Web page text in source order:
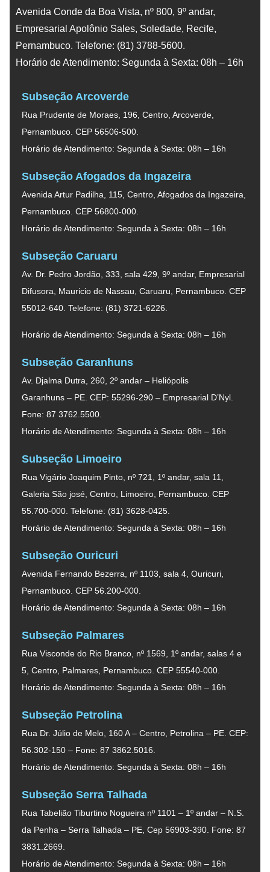
Avenida Conde da Boa Vista, nº 800, 9º andar,
Empresarial Apolônio Sales, Soledade, Recife,
Pernambuco. Telefone: (81) 3788-5600.
Horário de Atendimento: Segunda à Sexta: 08h – 16h
Subseção Arcoverde
Rua Prudente de Moraes, 196, Centro, Arcoverde,
Pernambuco. CEP 56506-500.
Horário de Atendimento: Segunda à Sexta: 08h – 16h
Subseção Afogados da Ingazeira
Avenida Artur Padilha, 115, Centro, Afogados da Ingazeira,
Pernambuco. CEP 56800-000.
Horário de Atendimento: Segunda à Sexta: 08h – 16h
Subseção Caruaru
Av. Dr. Pedro Jordão, 333, sala 429, 9º andar, Empresarial
Difusora, Mauricio de Nassau, Caruaru, Pernambuco. CEP
55012-640. Telefone: (81) 3721-6226.
Horário de Atendimento: Segunda à Sexta: 08h – 16h
Subseção Garanhuns
Av. Djalma Dutra, 260, 2º andar – Heliópolis
Garanhuns – PE. CEP: 55296-290 – Empresarial D’Nyl.
Fone: 87 3762.5500.
Horário de Atendimento: Segunda à Sexta: 08h – 16h
Subseção Limoeiro
Rua Vigário Joaquim Pinto, nº 721, 1º andar, sala 11,
Galeria São josé, Centro, Limoeiro, Pernambuco. CEP
55.700-000. Telefone: (81) 3628-0425.
Horário de Atendimento: Segunda à Sexta: 08h – 16h
Subseção Ouricuri
Avenida Fernando Bezerra, nº 1103, sala 4, Ouricuri,
Pernambuco. CEP 56.200-000.
Horário de Atendimento: Segunda à Sexta: 08h – 16h
Subseção Palmares
Rua Visconde do Rio Branco, nº 1569, 1º andar, salas 4 e
5, Centro, Palmares, Pernambuco. CEP 55540-000.
Horário de Atendimento: Segunda à Sexta: 08h – 16h
Subseção Petrolina
Rua Dr. Júlio de Melo, 160 A – Centro, Petrolina – PE. CEP:
56.302-150 – Fone: 87 3862.5016.
Horário de Atendimento: Segunda à Sexta: 08h – 16h
Subseção Serra Talhada
Rua Tabelião Tiburtino Nogueira nº 1101 – 1º andar – N.S.
da Penha – Serra Talhada – PE, Cep 56903-390. Fone: 87
3831.2669.
Horário de Atendimento: Segunda à Sexta: 08h – 16h